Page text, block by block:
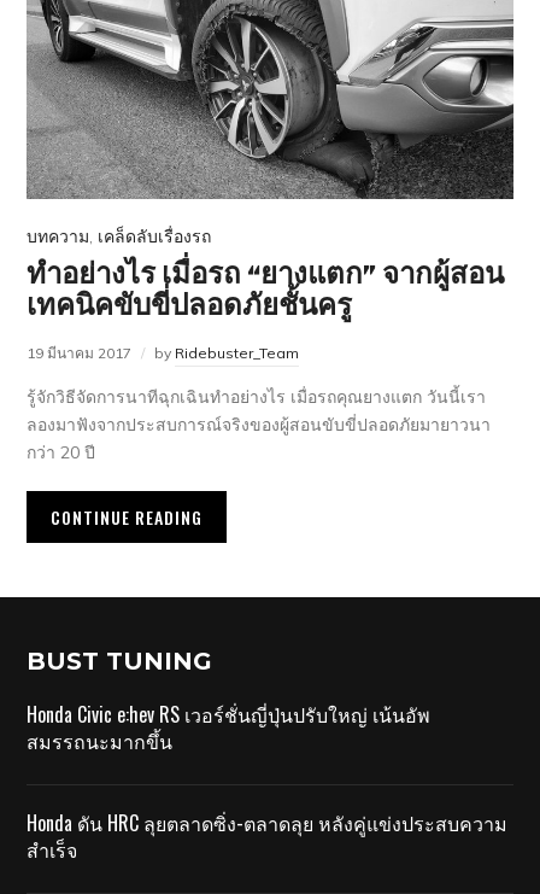
บทความ เคล็ดลับเรื่องรถ
ทำอย่างไร เมื่อรถ “ยางแตก” จากผู้สอน
เทคนิคขับขี่ปลอดภัยชั้นครู
19 มีนาคม 2017 by Ridebuster_Team
รู้จักวิธีจัดการนาทีฉุกเฉินทำอย่างไร เมื่อรถคุณยางแตก วันนี้เรา
ลองมาฟังจากประสบการณ์จริงของผู้สอนขับขี่ปลอดภัยมายาวนา
กว่า 20 ปี
CONTINUE READING
BUST TUNING
Honda Civic e:hev RS เวอร์ชั่นญี่ปุ่นปรับใหญ่ เน้นอัพ
สมรรถนะมากขึ้น
Honda ดัน HRC ลุยตลาดซิ่ง-ตลาดลุย หลังคู่แข่งประสบความ
สำเร็จ